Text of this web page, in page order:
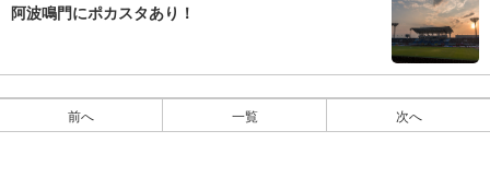
阿波鳴門にポカスタあり！
前へ 一覧 次へ